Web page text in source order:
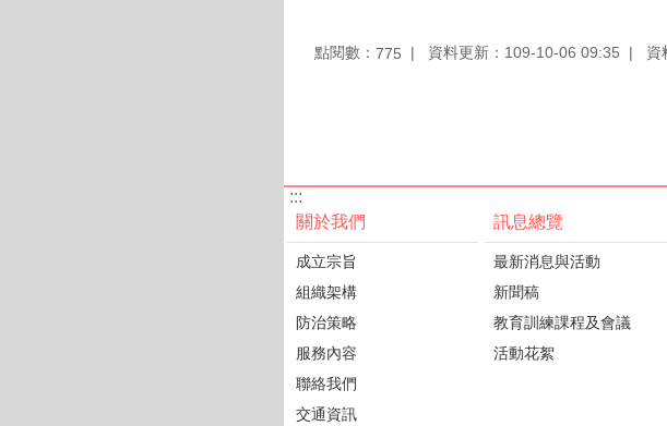
點閱數： 775 資料更新：109-10-06 09:35 資
:::
關於我們
成立宗旨
組織架構
防治策略
服務內容
聯絡我們
交通資訊
訊息總覽
最新消息與活動
新聞稿
教育訓練課程及會議
活動花絮